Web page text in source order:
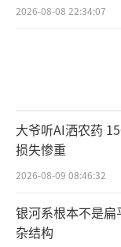
2026-08-08 22:34:07
大爷听AI洒农药
损失惨重
2026-08-09 08:46:32
银河系根本不是
杂结构